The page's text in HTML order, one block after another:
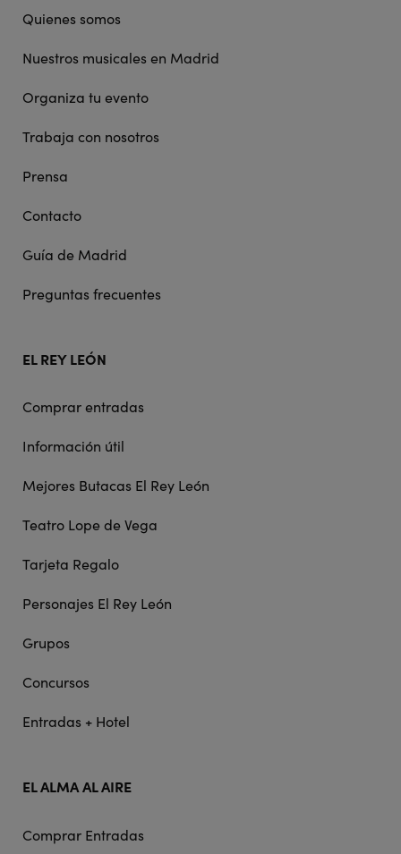
Quienes somos
Nuestros musicales en Madrid
Organiza tu evento
Trabaja con nosotros
Prensa
Contacto
Guía de Madrid
Preguntas frecuentes
EL REY LEÓN
Comprar entradas
Información útil
Mejores Butacas El Rey León
Teatro Lope de Vega
Tarjeta Regalo
Personajes El Rey León
Grupos
Concursos
Entradas + Hotel
EL ALMA AL AIRE
Comprar Entradas